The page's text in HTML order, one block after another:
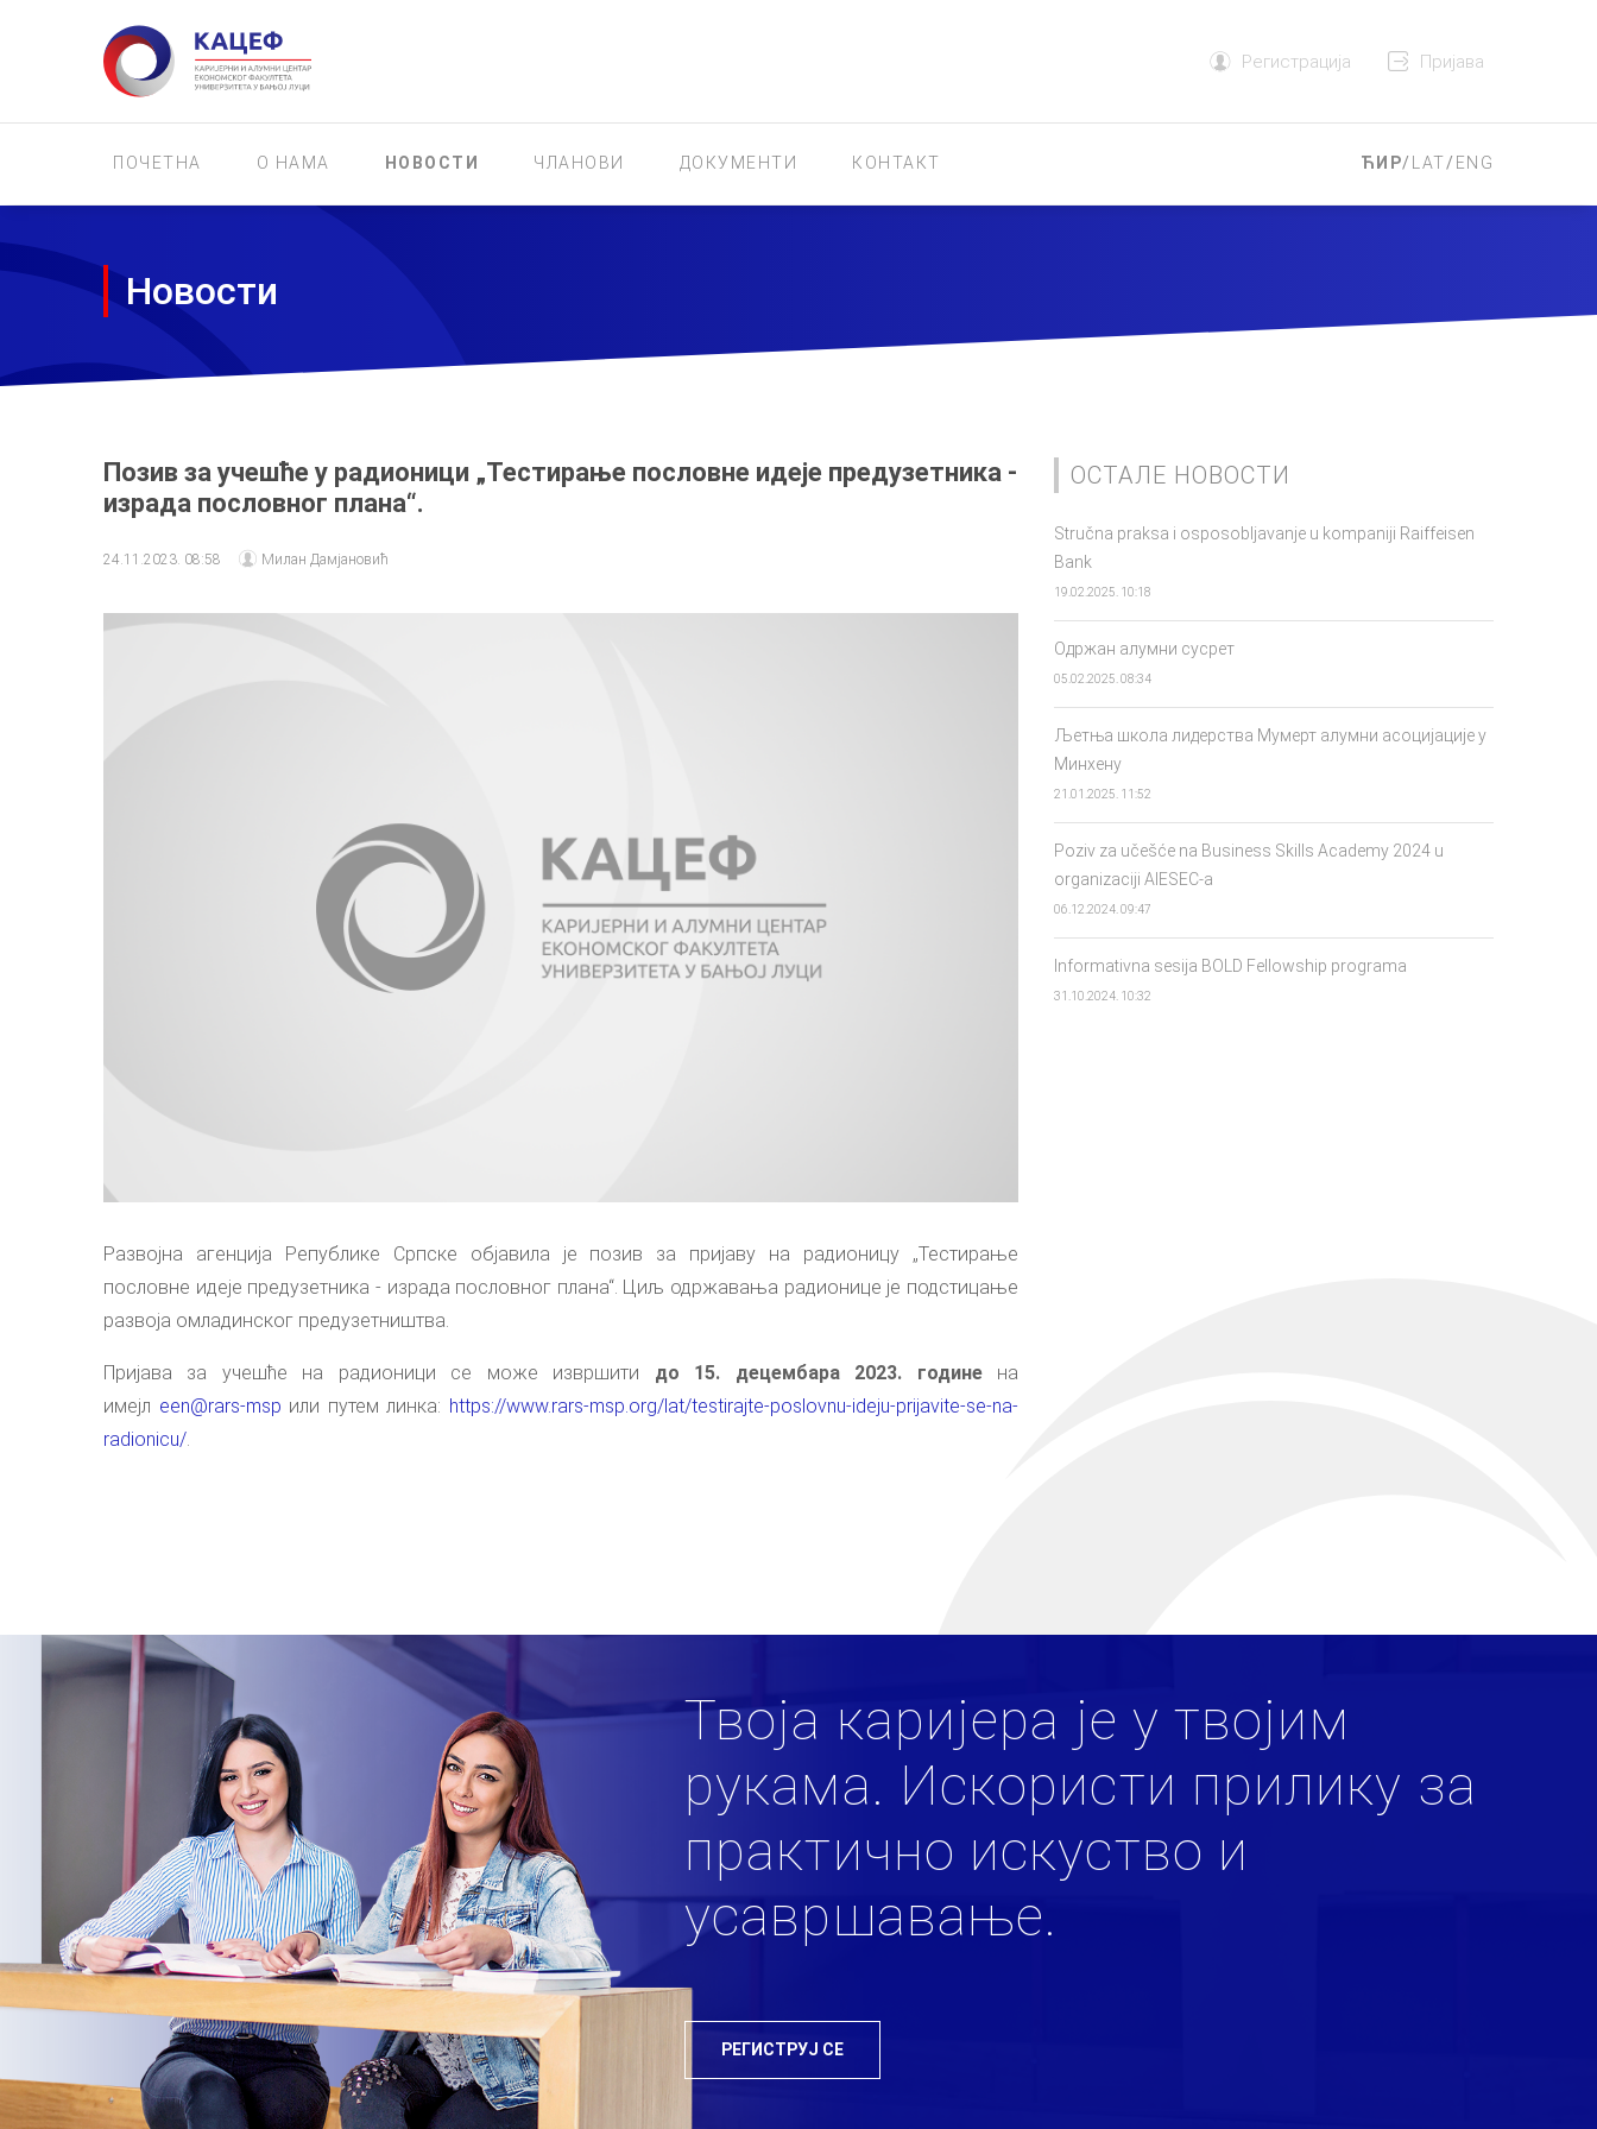
Регистрација Пријава
ПОЧЕТНА О НАМА НОВОСТИ ЧЛАНОВИ ДОКУМЕНТИ КОНТАКТ ЋИР/ LAT/ ENG
Новости
Позив за учешће у радионици „Тестирање пословне идеје предузетника -
израда пословног плана“.
24.11.2023. 08:58 Милан Дамјановић
Развојна агенција Републике Српске објавила је позив за пријаву на радионицу „Тестирање
пословне идеје предузетника - израда пословног плана“. Циљ одржавања радионице је подстицање
развоја омладинског предузетништва.
Пријава за учешће на радионици се може извршити до 15. децембара 2023. годинена
имејл een@rars-msp или путем линка: https://www.rars-msp.org/lat/testirajte-poslovnu-ideju-prijavite-se-na-
radionicu/
ОСТАЛЕ НОВОСТИ
Stručna praksa i osposobljavanje u kompaniji Raiffeisen
Bank
19.02.2025. 10:18
Одржан алумни сусрет
05.02.2025. 08:34
Љетња школа лидерства Мумерт алумни асоцијације у
Минхену
21.01.2025. 11:52
Poziv za učešće na Business Skills Academy 2024 u
organizaciji AIESEC-a
06.12.2024. 09:47
Informativna sesija BOLD Fellowship programa
31.10.2024. 10:32
Твоја каријера је у твојим
рукама. Искористи прилику за
практично искуство и
усавршавање.
РЕГИСТРУЈ СЕ